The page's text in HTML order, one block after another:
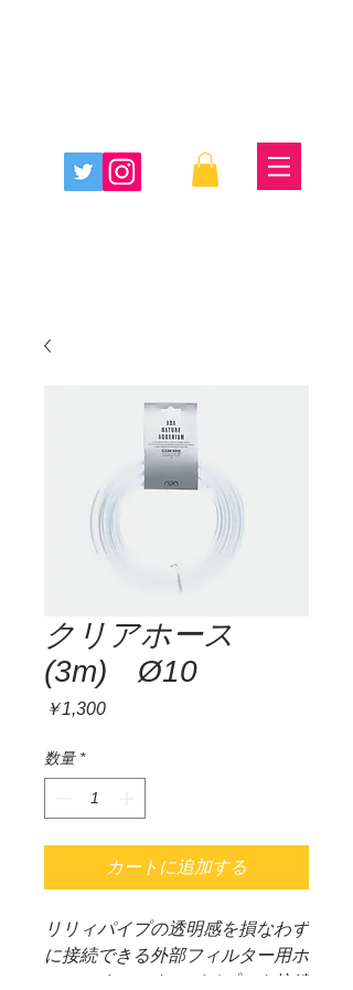
クリアホース
(3m) Ø10
￥1,300価
数量 *
カートに追加する
リリィパイプの透明感を損なわず
に接続できる外部フィルター用ホ
ースです。メタルパイプにも接続